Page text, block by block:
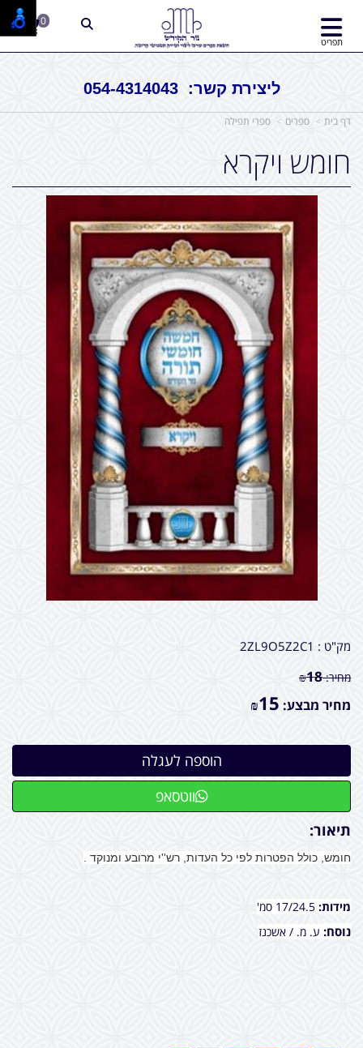
ליצירת קשר: 054-4314043
תפריט
0
דף בית ספרים ספרי תפילה
חומש ויקרא
מק"ט : 2ZL9O5Z2C1
מחיר: ₪18
מחיר מבצע: ₪15
ווטסאפ
תיאור:
חומש, כולל הפטרות לפי כל העדות, רש''י מרובע ומנוקד .
מידות:
נוסח: ע. מ. / אשכנז